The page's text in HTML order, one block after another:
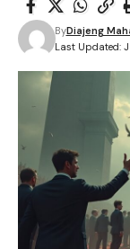
Last Updated:
ByDiajeng